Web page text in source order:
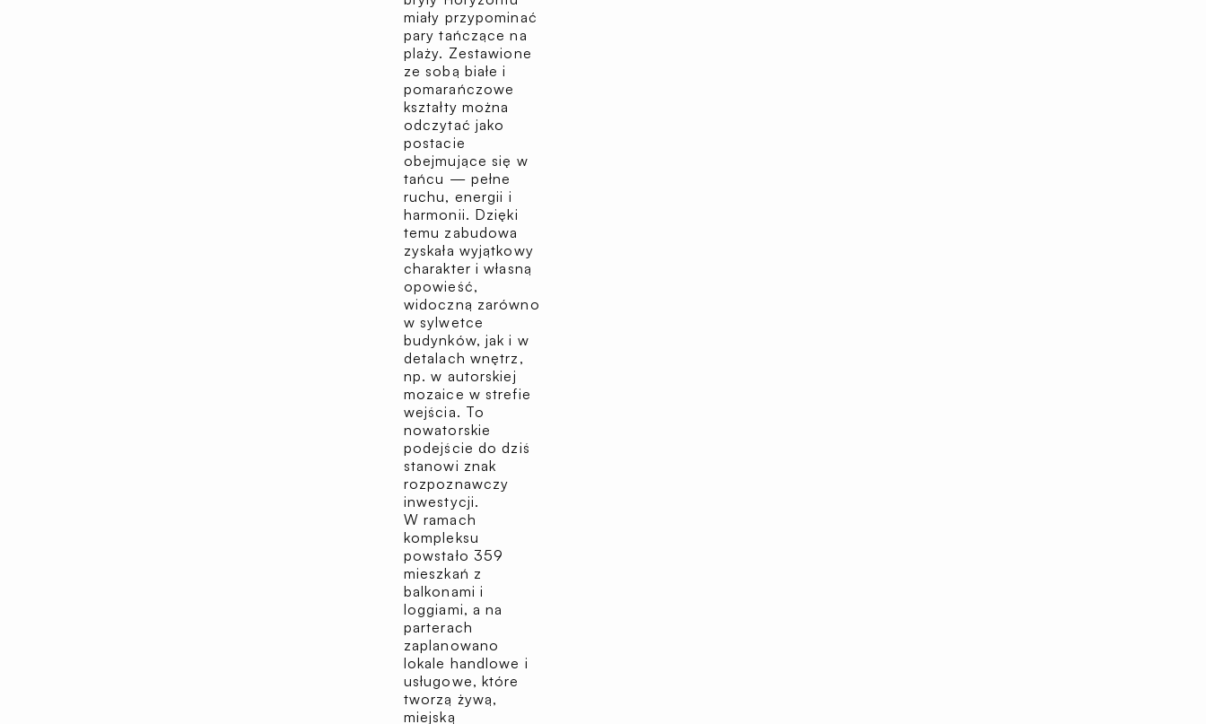
miały przypominać
pary tańczące na
plaży. Zestawione
ze sobą białe i
pomarańczowe
kształty można
odczytać jako
postacie
obejmujące się w
tańcu — pełne
ruchu, energii i
harmonii. Dzięki
temu zabudowa
zyskała wyjątkowy
charakter i własną
opowieść,
widoczną zarówno
w sylwetce
budynków, jak i w
detalach wnętrz,
np. w autorskiej
mozaice w strefie
wejścia. To
nowatorskie
podejście do dziś
stanowi znak
rozpoznawczy
inwestycji.
W ramach
kompleksu
powstało 359
mieszkań z
balkonami i
loggiami, a na
parterach
zaplanowano
lokale handlowe i
usługowe, które
tworzą żywą,
miejską